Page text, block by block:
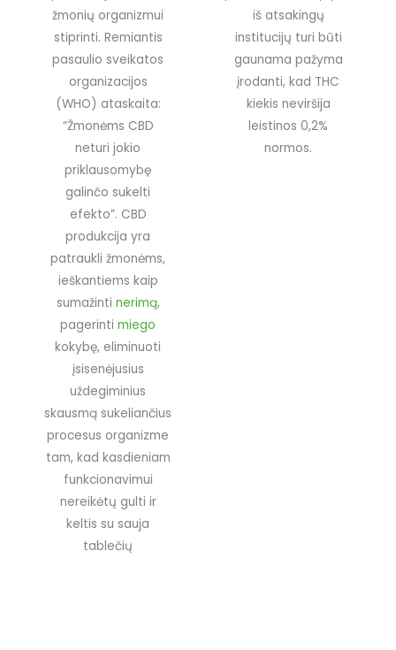
žmonių organizmui
stiprinti. Remiantis
pasaulio sveikatos
organizacijos
(WHO) ataskaita:
“Žmonėms CBD
neturi jokio
priklausomybę
galinčo sukelti
efekto”. CBD
produkcija yra
patraukli žmonėms,
ieškantiems kaip
sumažinti nerimą,
pagerinti miego
kokybę, eliminuoti
įsisenėjusius
uždegiminius
skausmą sukeliančius
procesus organizme
tam, kad kasdieniam
funkcionavimui
nereikėtų gulti ir
keltis su sauja
tablečių
iš atsakingų
institucijų turi būti
gaunama pažyma
įrodanti, kad THC
kiekis neviršija
leistinos 0,2%
normos.